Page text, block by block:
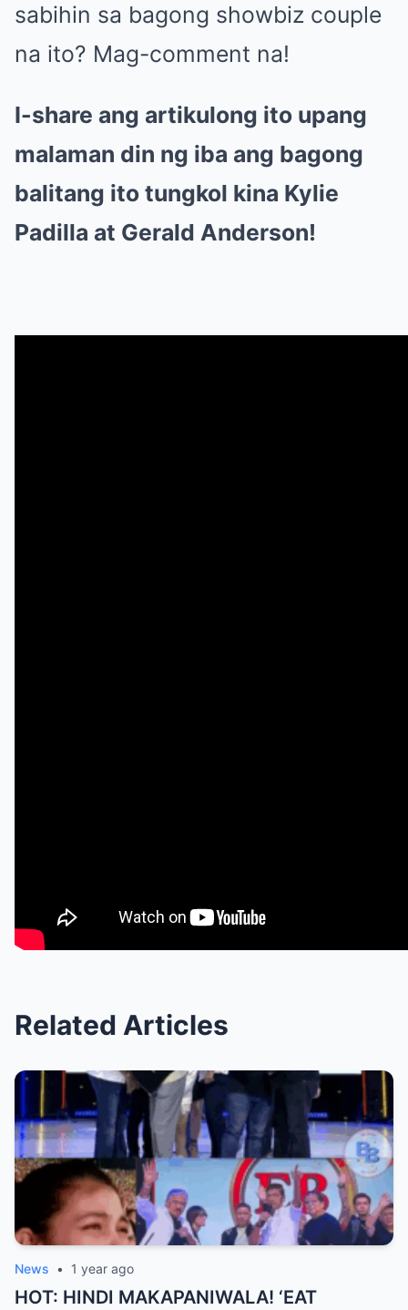
sabihin sa bagong showbiz couple
na ito? Mag-comment na!
I-share ang artikulong ito upang
malaman din ng iba ang bagong
balitang ito tungkol kina Kylie
Padilla at Gerald Anderson!
Related Articles
News • 1 year ago
HOT: HINDI MAKAPANIWALA! ‘EAT